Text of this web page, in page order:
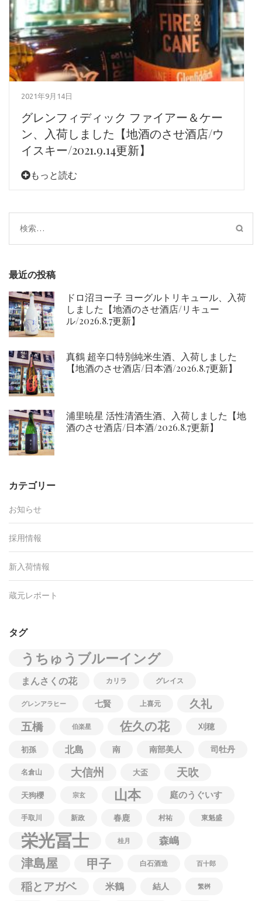
2021年9月14日
グレンフィディック ファイアー＆ケー
ン、入荷しました【地酒のさせ酒店/ウ
イスキー/2021.9.14更新】
もっと読む
検
索:
最近の投稿
ドロ沼ヨー子 ヨーグルトリキュール、入荷
しました【地酒のさせ酒店/リキュー
ル/2026.8.7更新】
真鶴 超辛口特別純米生酒、入荷しました
【地酒のさせ酒店/日本酒/2026.8.7更新】
浦里暁星 活性清酒生酒、入荷しました【地
酒のさせ酒店/日本酒/2026.8.7更新】
カテゴリー
お知らせ
採用情報
新入荷情報
蔵元レポート
タグ
うちゅうブルーイング
まんさくの花 カリラ グレイス
グレンアラヒー 七賢 上喜元
久礼
五橋
伯楽星 佐久の花 刈穂
初孫 北島 南 南部美人 司牡丹
名倉山 大信州 大盃 天吹
天狗櫻 宗玄 山本 庭のうぐいす
手取川 新政 春鹿 村祐 東魁盛
栄光冨士 桂月 森嶋
津島屋 甲子 白石酒造 百十郎
稲とアガベ 米鶴 結人 繁桝